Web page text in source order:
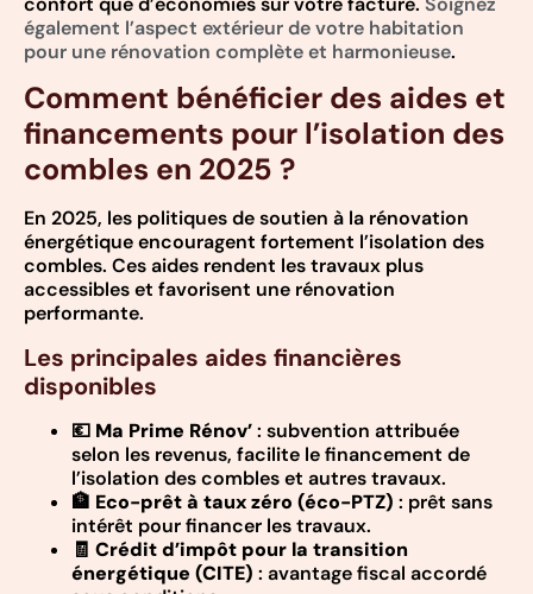
également l’aspect extérieur de votre habitation
pour une rénovation complète et harmonieuse.
Comment bénéficier des aides et
financements pour l’isolation des
combles en 2025 ?
En 2025, les politiques de soutien à la rénovation
énergétique encouragent fortement l’isolation des
combles. Ces aides rendent les travaux plus
accessibles et favorisent une rénovation
performante.
Les principales aides financières
disponibles
💶 Ma Prime Rénov’: subvention attribuée
selon les revenus, facilite le financement de
l’isolation des combles et autres travaux.
🏦 Eco-prêt à taux zéro (éco-PTZ) : prêt sans
intérêt pour financer les travaux.
🧾 Crédit d’impôt pour la transition
énergétique (CITE) : avantage fiscal accordé